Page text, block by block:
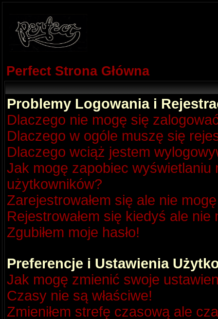
Perfect Strona Główna
Problemy Logowania i
Dlaczego nie mogę się
Dlaczego w ogóle muszę się
Dlaczego wciąż jestem
Jak mogę zapobiec
użytkowników?
Zarejestrowałem się ale nie
Rejestrowałem się kiedyś ale
Zgubiłem moje hasło!
Preferencje i Ustawienia
Jak mogę zmienić swoje
Czasy nie są właściwe!
Zmieniłem strefę czasową ale